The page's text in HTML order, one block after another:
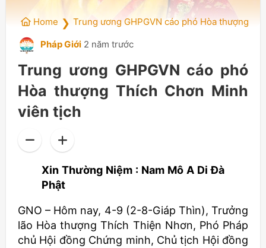
Home ❯ Trung ương GHPGVN cáo phó Hòa thượng
Pháp Giới 2 năm trước
Trung ương GHPGVN cáo phó
Hòa thượng Thích Chơn Minh
viên tịch
Xin Thường Niệm : Nam Mô A Di Đà
Phật
GNO – Hôm nay, 4-9 (2-8-Giáp Thìn), Trưởng
lão Hòa thượng Thích Thiện Nhơn, Phó Pháp
chủ Hội đồng Chứng minh, Chủ tịch Hội đồng